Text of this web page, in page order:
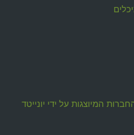
המיוצגות על ידי יונייטד